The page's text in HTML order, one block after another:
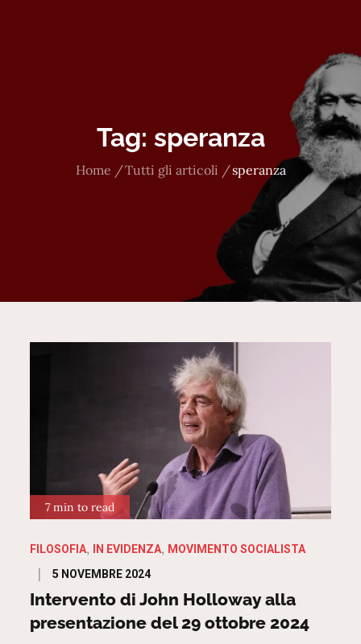
Tag: speranza
Home Tutti gli articoli speranza
7 min to read
FILOSOFIA IN EVIDENZA MOVIMENTO SOCIALISTA
Posted
on
5 NOVEMBRE 2024
Intervento di John Holloway alla
presentazione del 29 ottobre 2024